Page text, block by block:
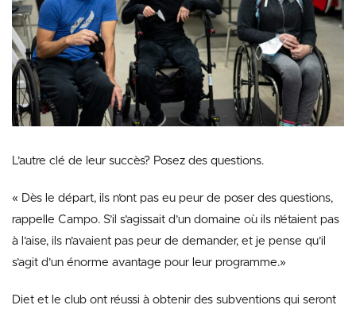
L’autre clé de leur succès? Posez des questions.
« Dès le départ, ils n’ont pas eu peur de poser des questions,
rappelle Campo. S’il s’agissait d’un domaine où ils n’étaient pas
à l’aise, ils n’avaient pas peur de demander, et je pense qu’il
s’agit d’un énorme avantage pour leur programme.»
Diet et le club ont réussi à obtenir des subventions qui seront